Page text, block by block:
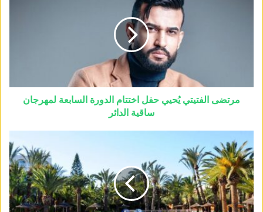
مرتضى الفتيتي يُحيي حفل اختتام الدورة السابعة لمهرجان
ساقية الدائر